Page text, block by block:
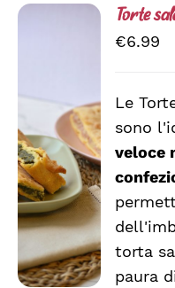
SCEGLI
QUESTO
PRODOTTO
HA
PIÙ
VARIANTI.
OPZIONI
POSSONO
/
DETTAGLI
Torte
€6.99
Le
sono
veloce
torta
paura